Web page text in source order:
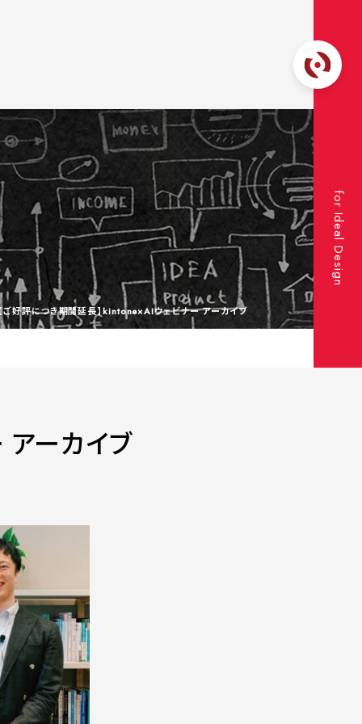
for Ideal Design
ご好評につき期間延長】kintone×AIウェビナー アーカイブ
ーカイブ